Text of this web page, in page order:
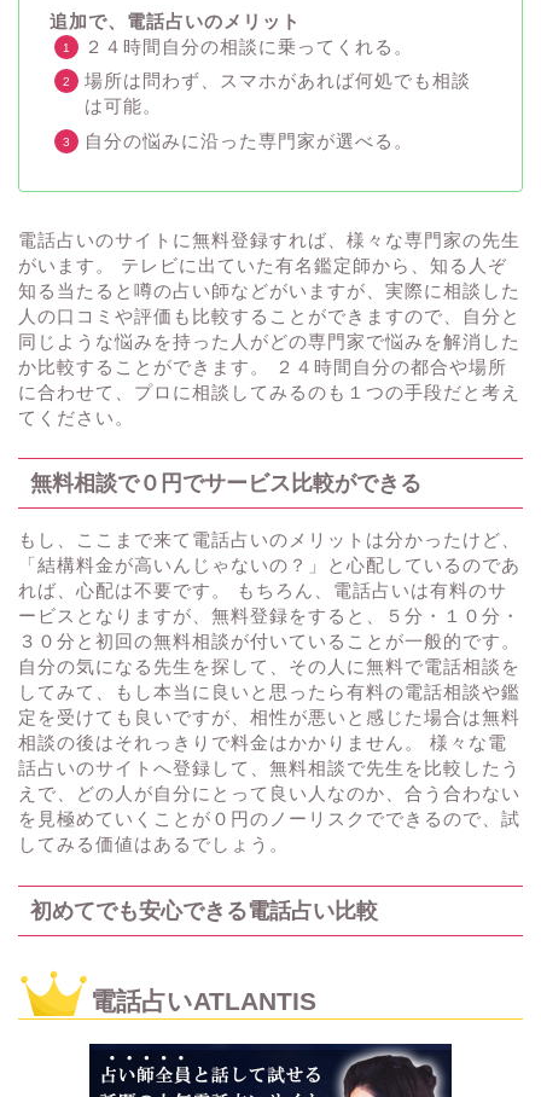
追加で、電話占いのメリット
２４時間自分の相談に乗ってくれる。
場所は問わず、スマホがあれば何処でも相談
は可能。
自分の悩みに沿った専門家が選べる。
電話占いのサイトに無料登録すれば、様々な専門家の先生
がいます。 テレビに出ていた有名鑑定師から、知る人ぞ
知る当たると噂の占い師などがいますが、実際に相談した
人の口コミや評価も比較することができますので、自分と
同じような悩みを持った人がどの専門家で悩みを解消した
か比較することができます。 ２４時間自分の都合や場所
に合わせて、プロに相談してみるのも１つの手段だと考え
てください。
無料相談で０円でサービス比較ができる
もし、ここまで来て電話占いのメリットは分かったけど、
「結構料金が高いんじゃないの？」と心配しているのであ
れば、心配は不要です。 もちろん、電話占いは有料のサ
ービスとなりますが、無料登録をすると、５分・１０分・
３０分と初回の無料相談が付いていることが一般的です。
自分の気になる先生を探して、その人に無料で電話相談を
してみて、もし本当に良いと思ったら有料の電話相談や鑑
定を受けても良いですが、相性が悪いと感じた場合は無料
相談の後はそれっきりで料金はかかりません。 様々な電
話占いのサイトへ登録して、無料相談で先生を比較したう
えで、どの人が自分にとって良い人なのか、合う合わない
を見極めていくことが０円のノーリスクでできるので、試
してみる価値はあるでしょう。
初めてでも安心できる電話占い比較
電話占いATLANTIS